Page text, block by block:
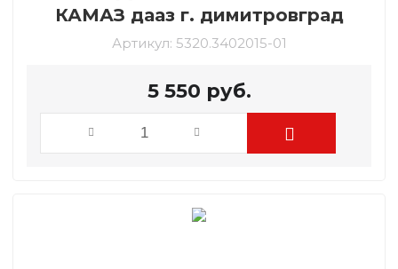
КАМАЗ дааз г. димитровград
Артикул: 5320.3402015-01
5 550 руб.